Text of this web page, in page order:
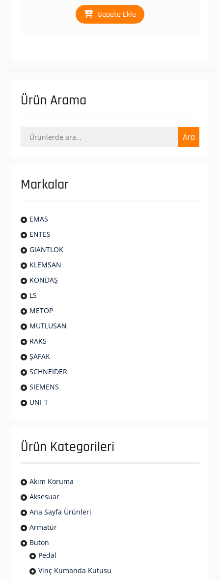
₺ 160,00.
Sepete Ekle
Ürün Arama
Ara: Ara
Markalar
EMAS
ENTES
GIANTLOK
KLEMSAN
KONDAŞ
LS
METOP
MUTLUSAN
RAKS
ŞAFAK
SCHNEIDER
SIEMENS
UNI-T
Ürün Kategorileri
Akım Koruma
Aksesuar
Ana Sayfa Ürünleri
Armatür
Buton
Pedal
Vinç Kumanda Kutusu